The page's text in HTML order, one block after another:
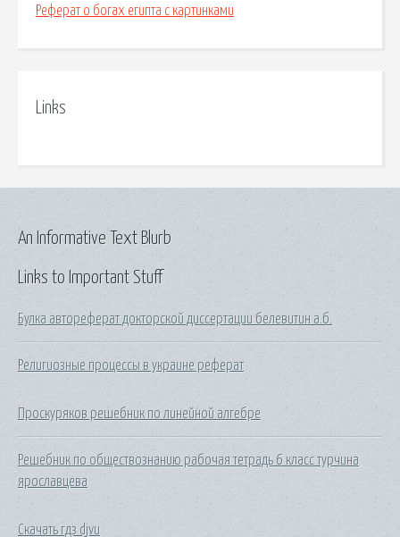
Реферат о богах египта с картинками
Links
Links to Important Stuff
Булка автореферат докторской диссертации белевитин а.б.
Религиозные процессы в украине реферат
Проскуряков решебник по линейной алгебре
Решебник по обществознанию рабочая тетрадь 6 класс турчина
ярославцева
Скачать гдз djvu
An Informative Text Blurb